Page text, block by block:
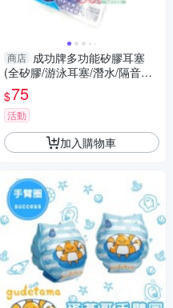
商店 成功牌多功能矽膠耳塞
(全矽膠/游泳耳塞/潛水/隔音降
噪/帶繩子/GetSport)
$75
活動
加入購物車